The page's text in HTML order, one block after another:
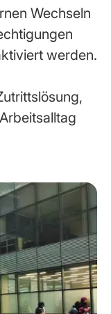
Wechseln
werden.